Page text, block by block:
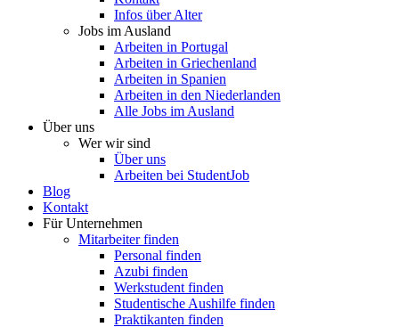
Infos über Alter
Jobs im Ausland
Arbeiten in Portugal
Arbeiten in Griechenland
Arbeiten in Spanien
Arbeiten in den Niederlanden
Alle Jobs im Ausland
Über uns
Wer wir sind
Über uns
Arbeiten bei StudentJob
Blog
Kontakt
Für Unternehmen
Mitarbeiter finden
Personal finden
Azubi finden
Werkstudent finden
Studentische Aushilfe finden
Praktikanten finden